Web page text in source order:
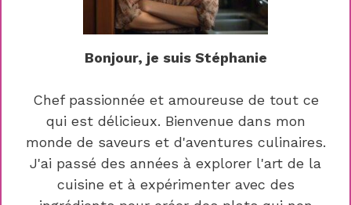
Bonjour, je suis Stéphanie
Chef passionnée et amoureuse de tout ce
qui est délicieux. Bienvenue dans mon
monde de saveurs et d'aventures culinaires.
J'ai passé des années à explorer l'art de la
cuisine et à expérimenter avec des